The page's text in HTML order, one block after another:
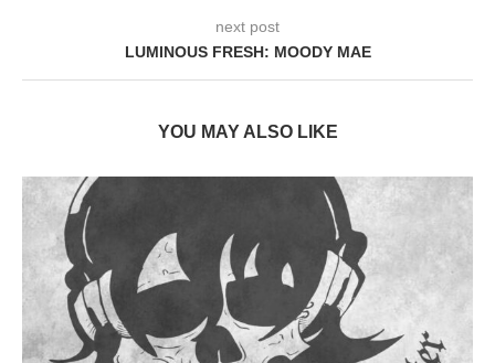
next post
LUMINOUS FRESH: MOODY MAE
YOU MAY ALSO LIKE